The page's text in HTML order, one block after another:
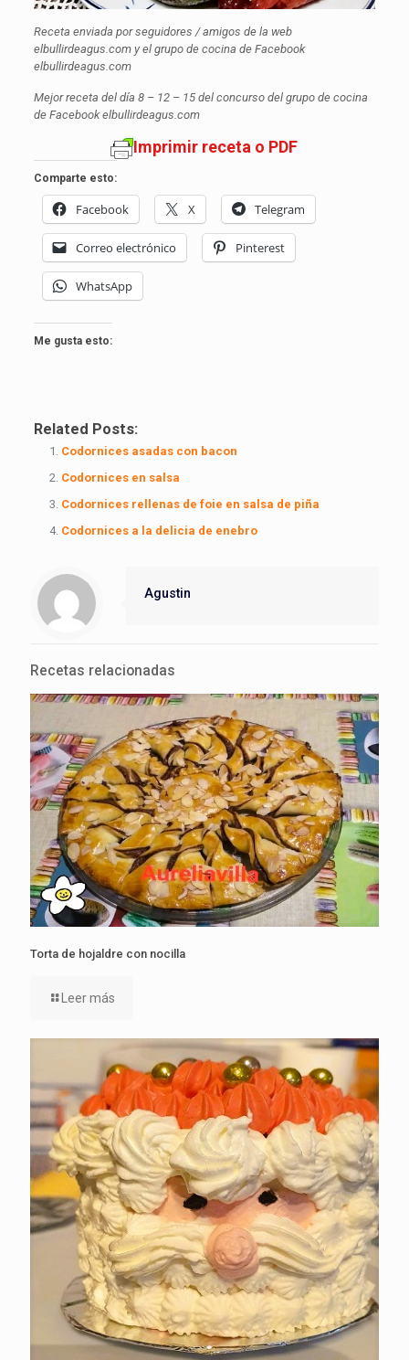
Receta enviada por seguidores / amigos de la web
elbullirdeagus.com y el grupo de cocina de Facebook
elbullirdeagus.com
Mejor receta del día 8 – 12 – 15 del concurso del grupo de cocina
de Facebook elbullirdeagus.com
Imprimir receta o PDF
Comparte esto:
Facebook X Telegram
Correo electrónico Pinterest
WhatsApp
Me gusta esto:
Related Posts:
Codornices asadas con bacon
Codornices en salsa
Codornices rellenas de foie en salsa de piña
Codornices a la delicia de enebro
Agustin
Recetas relacionadas
Torta de hojaldre con nocilla
Leer más